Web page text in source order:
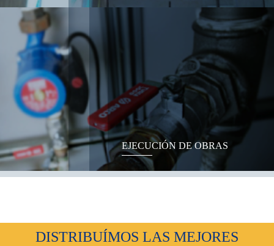
EJECUCIÓN DE OBRAS
DISTRIBUÍMOS LAS MEJORES